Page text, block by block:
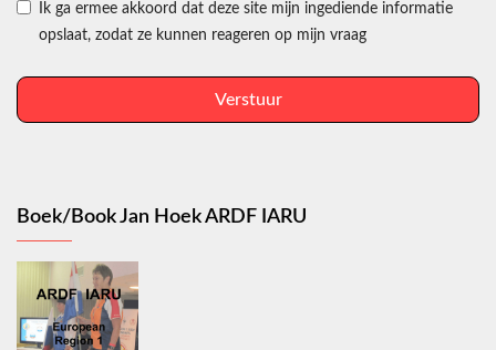
Ik ga ermee akkoord dat deze site mijn ingediende informatie
opslaat, zodat ze kunnen reageren op mijn vraag
Verstuur
Boek/Book Jan Hoek ARDF IARU